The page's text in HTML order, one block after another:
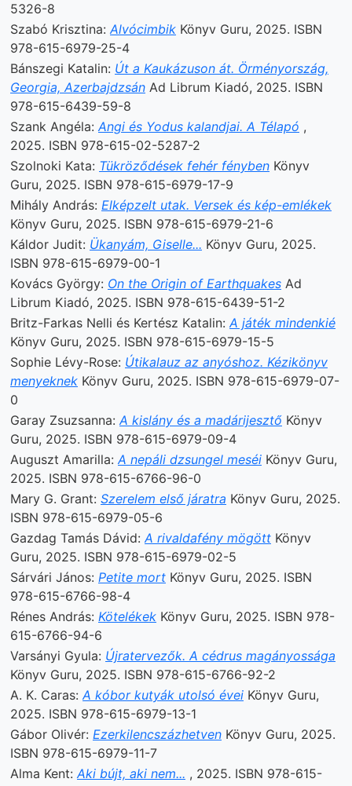
5326-8
Szabó Krisztina:Alvócimbik Könyv Guru, 2025. ISBN
978-615-6979-25-4
Bánszegi Katalin: Út a Kaukázuson át. Örményország,
Georgia, Azerbajdzsán Ad Librum Kiadó, 2025. ISBN
978-615-6439-59-8
Szank Angéla:Angi és Yodus kalandjai. A Télapó ,
2025. ISBN 978-615-02-5287-2
Szolnoki Kata: Tükröződések fehér fényben Könyv
Guru, 2025. ISBN 978-615-6979-17-9
Mihály András: Elképzelt utak. Versek és kép-emlékek
Könyv Guru, 2025. ISBN 978-615-6979-21-6
Káldor Judit: Ükanyám, Giselle... Könyv Guru, 2025.
ISBN 978-615-6979-00-1
Kovács György: On the Origin of Earthquakes Ad
Librum Kiadó, 2025. ISBN 978-615-6439-51-2
Britz-Farkas Nelli és Kertész Katalin:A játék mindenkié
Könyv Guru, 2025. ISBN 978-615-6979-15-5
Sophie Lévy-Rose: Útikalauz az anyóshoz. Kézikönyv
menyeknek Könyv Guru, 2025. ISBN 978-615-6979-07-
0
Garay Zsuzsanna:A kislány és a madárijesztő Könyv
Guru, 2025. ISBN 978-615-6979-09-4
Auguszt Amarilla:A nepáli dzsungel meséi Könyv Guru,
2025. ISBN 978-615-6766-96-0
Mary G. Grant: Szerelem első járatra Könyv Guru, 2025.
ISBN 978-615-6979-05-6
Gazdag Tamás Dávid:A rivaldafény mögött Könyv
Guru, 2025. ISBN 978-615-6979-02-5
Sárvári János: Petite mort Könyv Guru, 2025. ISBN
978-615-6766-98-4
Rénes András: Kötelékek Könyv Guru, 2025. ISBN 978-
615-6766-94-6
Varsányi Gyula: Újratervezők. A cédrus magányossága
Könyv Guru, 2025. ISBN 978-615-6766-92-2
A. K. Caras:A kóbor kutyák utolsó évei Könyv Guru,
2025. ISBN 978-615-6979-13-1
Gábor Olivér: Ezerkilencszázhetven Könyv Guru, 2025.
ISBN 978-615-6979-11-7
Alma Kent:Aki bújt, aki nem... , 2025. ISBN 978-615-